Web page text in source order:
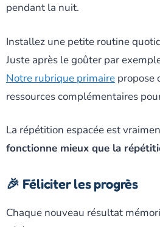
pendant la nuit.
Installez une petite routine
Juste après le goûter par
Notre rubrique primaire propose
ressources complémentaires
La répétition espacée est
fonctionne mieux que la
🎉 Féliciter les progrès
Chaque nouveau résultat